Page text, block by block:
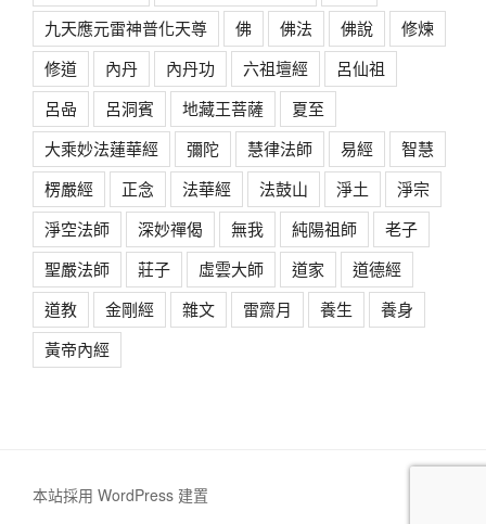
九天應元雷神普化天尊
佛 佛法 佛說
修煉
修道
內丹 內丹功 六祖壇經
呂仙祖
呂喦
呂洞賓 地藏王菩薩
夏至
大乘妙法蓮華經
彌陀 慧律法師 易經
智慧
楞嚴經
正念 法華經 法鼓山 淨土
淨宗
淨空法師
深妙禪偈 無我 純陽祖師
老子
聖嚴法師
莊子 虛雲大師 道家
道德經
道教
金剛經 雜文 雷齋月 養生
養身
黃帝內經
本站採用 WordPress 建置